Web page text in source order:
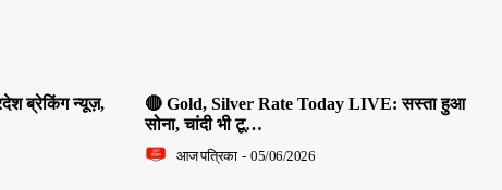
ब्रेकिंग न्यूज़,
🔴 Gold, Silver Rate Today LIVE: सस्ता हुआ
सोना, चांदी भी टू…
आज पत्रिका - 05/06/2026